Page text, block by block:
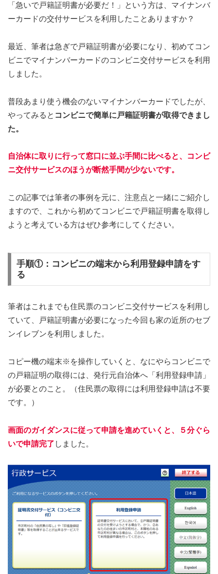
「急いで戸籍証明書が必要だ！」という方は、マイナンバ
ーカードの交付サービスを利用したことありますか？
最近、筆者は急ぎで戸籍証明書が必要になり、初めてコン
ビニでマイナンバーカードのコンビニ交付サービスを利用
しました。
普段あまり使う機会のないマイナンバーカードでしたが、
やってみると コンビニで簡単に 戸籍証明書が取得できまし
た。
自治体に取りに行って窓口に並ぶ手間に比べると、コンビ
ニ交付サービスのほうが断然手間が少ないです。
この記事では筆者の事例を元に、注意点と一緒にご紹介し
ますので、これから初めてコンビニで戸籍証明書を取得し
ようと考えている方はぜひ参考にしてください。
手順①：コンビニの端末から利用登録申請をす
る
筆者はこれまでも住民票のコンビニ交付サービスを利用し
ていて、戸籍証明書が必要になった今回も家の近所のセブ
ンイレブンを利用しました。
コピー機の端末※を操作していくと、なにやらコンビニで
の戸籍証明の取得には、発行元自治体へ「利用登録申請」
が必要とのこと。（住民票の取得には利用登録申請は不要
です。）
画面のガイダンスに従って申請を進めていくと、５分ぐら
いで申請完了 しました。